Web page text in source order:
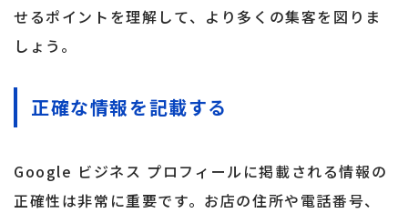
せるポイントを理解して、より多くの集客を図りま
しょう。
正確な情報を記載する
Google ビジネス プロフィールに掲載される情報の
正確性は非常に重要です。お店の住所や電話番号、